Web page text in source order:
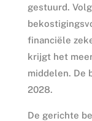
gestuurd.
financiële
krijgt het
middelen. De
2028.
De gerichte